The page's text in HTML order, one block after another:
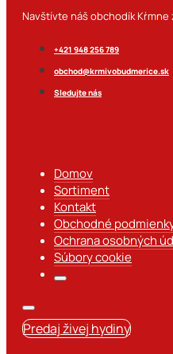
Navštívte náš obchodík
+421 948 256 789
obchod@krmivobudmerice.sk
Sledujte nás
Domov
Sortiment
Kontakt
Obchodné
Ochrana osobných
Súbory cookie
Predaj živej hydiny